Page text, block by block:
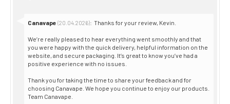
Reply
Canavape (20.04.2026): Thanks for your review, Kevin.
We’re really pleased to hear everything went smoothly and that
you were happy with the quick delivery, helpful information on the
website, and secure packaging. It’s great to know you’ve had a
positive experience with no issues.
Thank you for taking the time to share your feedback and for
choosing Canavape. We hope you continue to enjoy our products.
Team Canavape.